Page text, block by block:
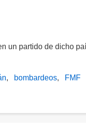
un partido de dicho
bombardeos FMF